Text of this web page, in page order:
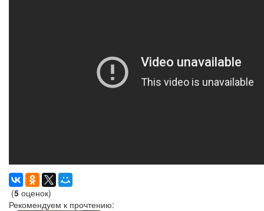
(5 оценок)
Рекомендуем к прочтению: